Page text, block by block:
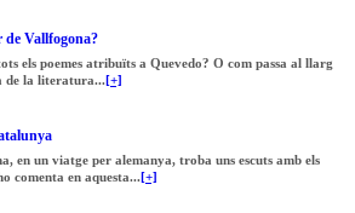
de Vallfogona?
els poemes atribuïts a Quevedo? O com passa al llarg
de la literatura... [+]
en un viatge per alemanya, troba uns escuts amb els
comenta en aquesta... [+]